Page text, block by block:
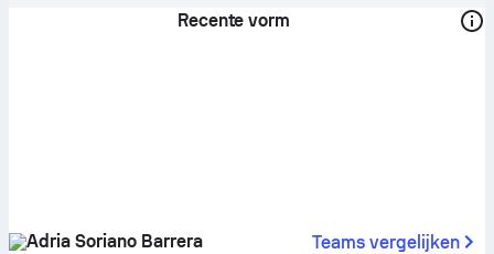
Recente vorm
Adria Soriano Barrera
Teams vergelijken